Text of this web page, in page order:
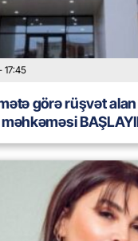
17:45
görə rüşvət